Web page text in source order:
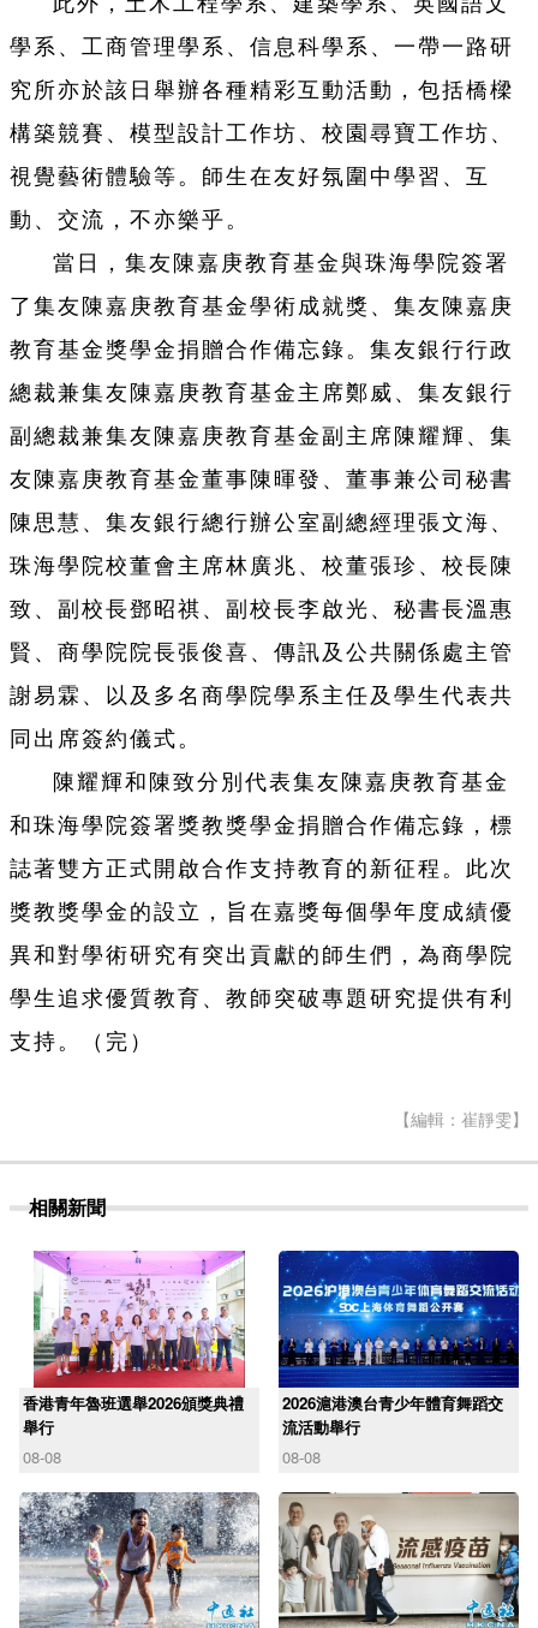
學系、工商管理學系、信息科學系、一帶一路研
究所亦於該日舉辦各種精彩互動活動，包括橋樑
構築競賽、模型設計工作坊、校園尋寶工作坊、
視覺藝術體驗等。師生在友好氛圍中學習、互
動、交流，不亦樂乎。
當日，集友陳嘉庚教育基金與珠海學院簽署
了集友陳嘉庚教育基金學術成就獎、集友陳嘉庚
教育基金獎學金捐贈合作備忘錄。集友銀行行政
總裁兼集友陳嘉庚教育基金主席鄭威、集友銀行
副總裁兼集友陳嘉庚教育基金副主席陳耀輝、集
友陳嘉庚教育基金董事陳暉發、董事兼公司秘書
陳思慧、集友銀行總行辦公室副總經理張文海、
珠海學院校董會主席林廣兆、校董張珍、校長陳
致、副校長鄧昭祺、副校長李啟光、秘書長溫惠
賢、商學院院長張俊喜、傳訊及公共關係處主管
謝易霖、以及多名商學院學系主任及學生代表共
同出席簽約儀式。
陳耀輝和陳致分別代表集友陳嘉庚教育基金
和珠海學院簽署獎教獎學金捐贈合作備忘錄，標
誌著雙方正式開啟合作支持教育的新征程。此次
獎教獎學金的設立，旨在嘉獎每個學年度成績優
異和對學術研究有突出貢獻的師生們，為商學院
學生追求優質教育、教師突破專題研究提供有利
支持。（完）
【編輯：崔靜雯】
相關新聞
香港青年魯班選舉2026頒獎典禮
舉行
08-08
2026滬港澳台青少年體育舞蹈交
流活動舉行
08-08